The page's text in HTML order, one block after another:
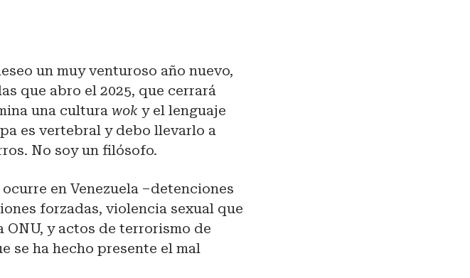
un muy venturoso año nuevo,
que abro el 2025, que cerrará
una culturawok y el lenguaje
es vertebral y debo llevarlo a
No soy un filósofo.
en Venezuela –detenciones
forzadas, violencia sexual que
ONU, y actos de terrorismo de
se ha hecho presente el mal